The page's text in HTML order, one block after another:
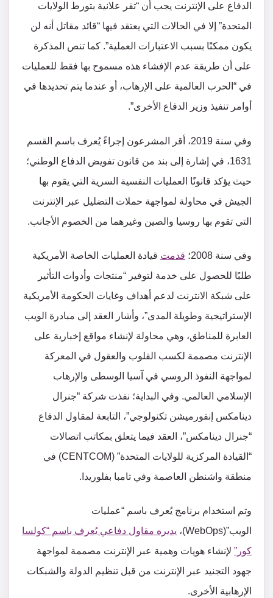
الدفاع على الإنترنت يجب أن “تقر علانية بتورط الولايات
المتحدة” إلا في الحالات التي يعتقد فيها “قائد مقاتل أنه لن
يكون ممكنًا بسبب الاعتبارات العملية”. كما تنص المذكرة
على أن طريقة عدم الإفشاء هذه مسموح بها فقط للعمليات
في “الحرب العالمية على الإرهاب، أو عندما يتم تحديدها في
أوامر تنفيذ وزير الدفاع الأخرى”.
وفي سنة 2019، أقر المشرعون إجراءً يُعرف باسم القسم
1631، في إشارة إلى بند من قانون تفويض الدفاع الوطني؛
حيث يؤكد قانونًا العمليات النفسية السرية التي يقوم بها
الجيش في محاولة لمواجهة حملات التضليل عبر الإنترنت
التي تقوم بها روسيا والصين وغيرهما من الخصوم الأجانب.
وفي سنة 2008؛ قدمت قيادة العمليات الخاصة الأمريكية
طلبًا للحصول على خدمة لتوفير “منتجات وأدوات التأثير
على شبكة الانترنت لدعم أهداف وغايات الحكومة الأمريكية
الإستراتيجية وطويلة المدى”، وأشار العقد إلى مبادرة الويب
العابرة للمناطق، وهي محاولة لإنشاء مواقع إخبارية على
الإنترنت مصممة لكسب القلوب والعقول في المعركة
لمواجهة النفوذ الروسي في آسيا الوسطى والإرهاب
الإسلامي العالمي. وفي البداية؛ نفذت شركة “جنرال
دينامكس إنفورميشن تكنولوجي”، التابعة لمقاول الدفاع
“جنرال دينامكس”، العقد فيما يتعلق بمكاتب اتصالات
“القيادة المركزية للولايات المتحدة” (CENTCOM) في
منطقة واشنطن العاصمة وفي تامبا بفلوريدا.
وتم استخدام برنامج يُعرف باسم “عمليات
الويب”(WebOps)،
يديره مقاول دفاعي يُعرف باسم “كولسا
كور” لإنشاء هويات وهمية عبر الإنترنت مصممة لمواجهة
جهود التجنيد عبر الإنترنت من قبل تنظيم الدولة والشبكات
الإرهابية الأخرى.